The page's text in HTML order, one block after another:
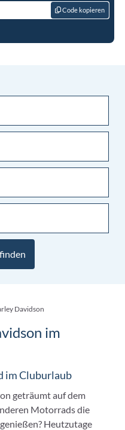
Code kopieren
Davidson
im
im Cluburlaub
geträumt auf dem
Motorrads die
Heutzutage